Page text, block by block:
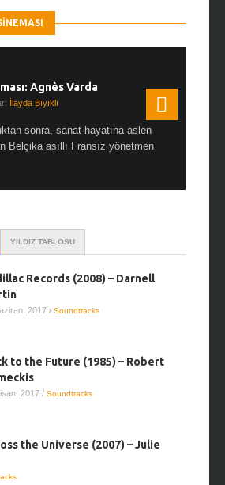
Agnès Varda
İlayda Bıyıklı
sonra, sanat hayatına aslen
Belçika asıllı Fransız yönetmen
YILDIZ TABLOSU
Records (2008) – Darnell
2017 / Soundtracks
to the Future (1985) – Robert
2017 / Soundtracks
the Universe (2007) – Julie